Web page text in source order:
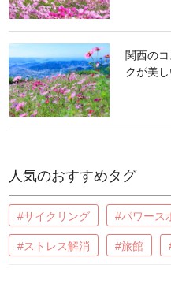
関西の
クが美
人気のおすすめタグ
#サイクリング #パワース
#ストレス解消 #旅館